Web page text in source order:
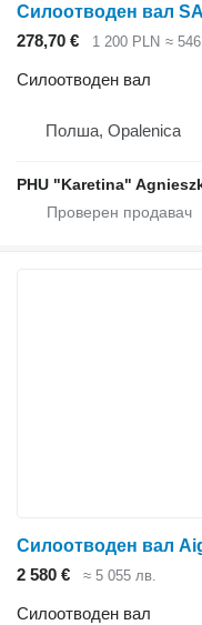
278,70 € 1 200 PLN ≈
Силоотводен вал
Полша, Opalenica
PHU "Karetina"
Силоотводен вал
2 580 €
≈ 5 055 лв.
Силоотводен вал